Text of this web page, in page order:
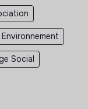
Social